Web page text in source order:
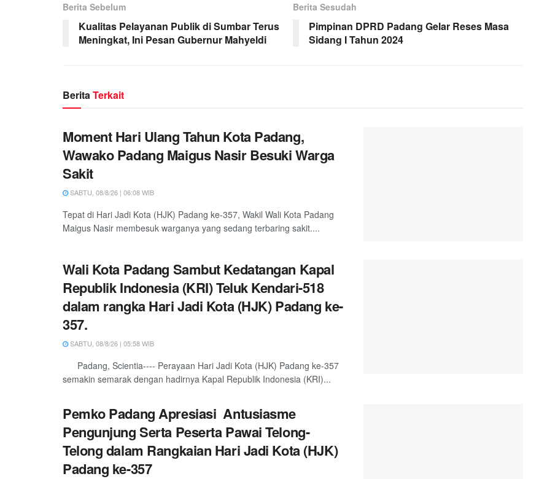
Berita Sebelum
Kualitas Pelayanan Publik di Sumbar Terus
Meningkat, Ini Pesan Gubernur Mahyeldi
Berita Sesudah
Pimpinan DPRD Padang Gelar Reses Masa
Sidang I Tahun 2024
BeritaTerkait
Moment Hari Ulang Tahun Kota Padang,
Wawako Padang Maigus Nasir Besuki Warga
Sakit
SABTU, 08/8/26 | 06:08 WIB
Tepat di Hari Jadi Kota (HJK) Padang ke-357, Wakil Wali Kota Padang
Maigus Nasir membesuk warganya yang sedang terbaring sakit....
Wali Kota Padang Sambut Kedatangan Kapal
Republik Indonesia (KRI) Teluk Kendari-518
dalam rangka Hari Jadi Kota (HJK) Padang ke-
357.
SABTU, 08/8/26 | 05:58 WIB
Padang, Scientia---- Perayaan Hari Jadi Kota (HJK) Padang ke-357
semakin semarak dengan hadirnya Kapal Republik Indonesia (KRI)...
Pemko Padang Apresiasi Antusiasme
Pengunjung Serta Peserta Pawai Telong-
Telong dalam Rangkaian Hari Jadi Kota (HJK)
Padang ke-357